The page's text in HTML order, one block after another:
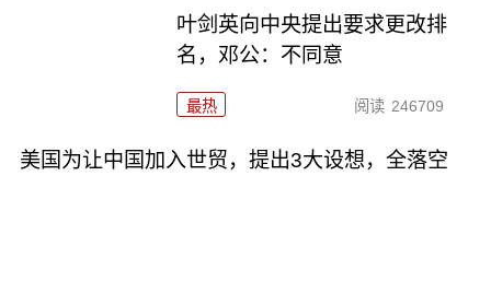
叶剑英向中央提出要求更改排
名，邓公：不同意
最热 阅读 246709
美国为让中国加入世贸，提出3大设想，全落空